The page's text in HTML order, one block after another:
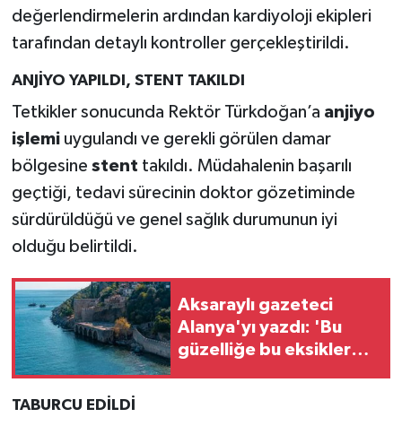
değerlendirmelerin ardından kardiyoloji ekipleri
tarafından detaylı kontroller gerçekleştirildi.
ANJİYO YAPILDI, STENT TAKILDI
Tetkikler sonucunda Rektör Türkdoğan’a anjiyo
işlemiuygulandı ve gerekli görülen damar
bölgesine stent takıldı. Müdahalenin başarılı
geçtiği, tedavi sürecinin doktor gözetiminde
sürdürüldüğü ve genel sağlık durumunun iyi
olduğu belirtildi.
Aksaraylı gazeteci
Alanya'yı yazdı: 'Bu
güzelliğe bu eksikler
TABURCU EDİLDİ